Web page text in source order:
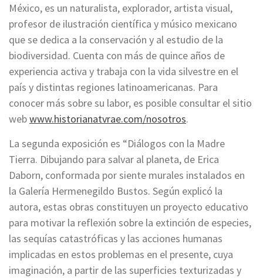
México, es un naturalista, explorador, artista visual,
profesor de ilustración científica y músico mexicano
que se dedica a la conservación y al estudio de la
biodiversidad. Cuenta con más de quince años de
experiencia activa y trabaja con la vida silvestre en el
país y distintas regiones latinoamericanas. Para
conocer más sobre su labor, es posible consultar el sitio
webwww.historianatvrae.com/nosotros.
La segunda exposición es “Diálogos con la Madre
Tierra. Dibujando para salvar al planeta, de Erica
Daborn, conformada por siente murales instalados en
la Galería Hermenegildo Bustos. Según explicó la
autora, estas obras constituyen un proyecto educativo
para motivar la reflexión sobre la extinción de especies,
las sequías catastróficas y las acciones humanas
implicadas en estos problemas en el presente, cuya
imaginación, a partir de las superficies texturizadas y